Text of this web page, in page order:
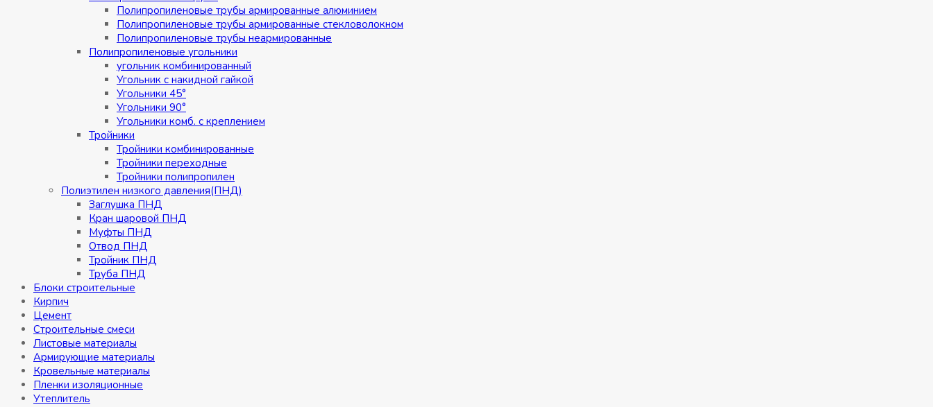
Полипропиленовые трубы армированные алюминием
Полипропиленовые трубы армированные стекловолокном
Полипропиленовые трубы неармированные
Полипропиленовые угольники
угольник комбинированный
Угольник с накидной гайкой
Угольники 45°
Угольники 90°
Угольники комб. с креплением
Тройники
Тройники комбинированные
Тройники переходные
Тройники полипропилен
Полиэтилен низкого давления(ПНД)
Заглушка ПНД
Кран шаровой ПНД
Муфты ПНД
Отвод ПНД
Тройник ПНД
Труба ПНД
Блоки строительные
Кирпич
Цемент
Строительные смеси
Листовые материалы
Армирующие материалы
Кровельные материалы
Пленки изоляционные
Утеплитель